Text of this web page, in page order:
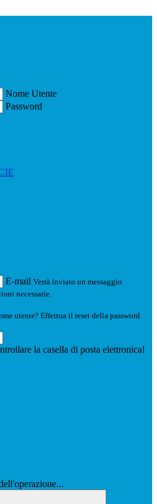
Nome Utente
Password
E-mail Verrà inviato un messaggio
necessarie.
utente? Effettua il reset della password
la casella di posta elettronica!